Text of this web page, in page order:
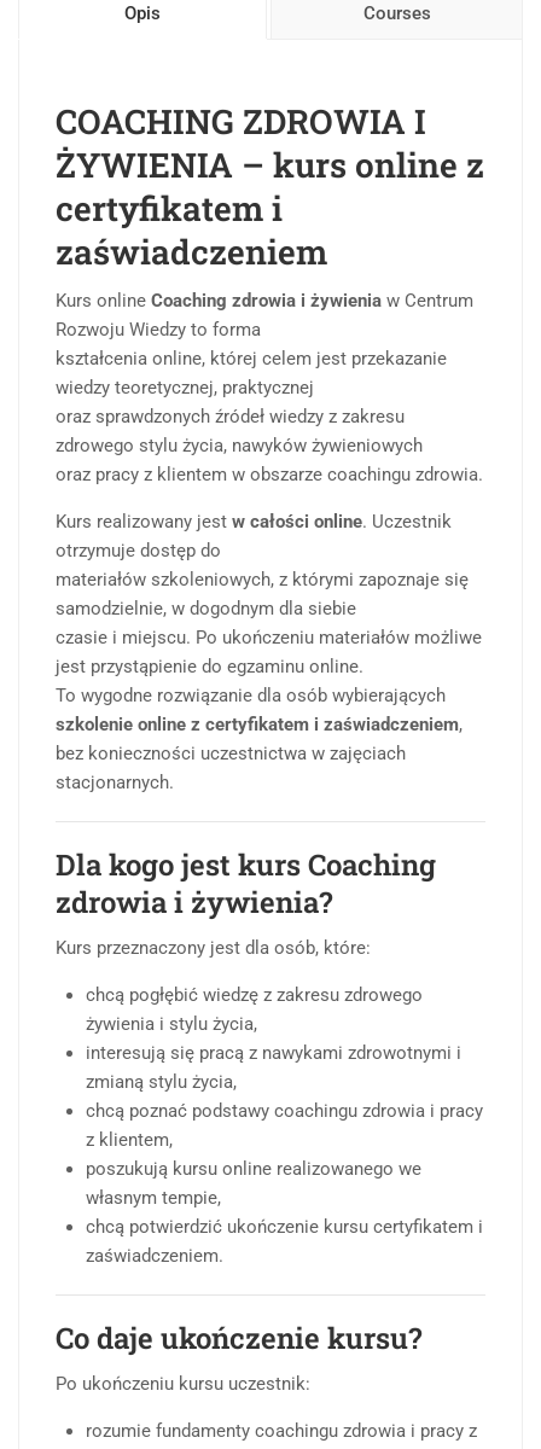
Opis Courses
COACHING ZDROWIA I
ŻYWIENIA – kurs online z
certyfikatem i
zaświadczeniem
Kurs online Coaching zdrowia i żywienia w Centrum
Rozwoju Wiedzy to forma
kształcenia online, której celem jest przekazanie
wiedzy teoretycznej, praktycznej
oraz sprawdzonych źródeł wiedzy z zakresu
zdrowego stylu życia, nawyków żywieniowych
oraz pracy z klientem w obszarze coachingu zdrowia.
Kurs realizowany jest w całości online. Uczestnik
otrzymuje dostęp do
materiałów szkoleniowych, z którymi zapoznaje się
samodzielnie, w dogodnym dla siebie
czasie i miejscu. Po ukończeniu materiałów możliwe
jest przystąpienie do egzaminu online.
To wygodne rozwiązanie dla osób wybierających
szkolenie online z certyfikatem i zaświadczeniem,
bez konieczności uczestnictwa w zajęciach
stacjonarnych.
Dla kogo jest kurs Coaching
zdrowia i żywienia?
Kurs przeznaczony jest dla osób, które:
chcą pogłębić wiedzę z zakresu zdrowego
żywienia i stylu życia,
interesują się pracą z nawykami zdrowotnymi i
zmianą stylu życia,
chcą poznać podstawy coachingu zdrowia i pracy
z klientem,
poszukują kursu online realizowanego we
własnym tempie,
chcą potwierdzić ukończenie kursu certyfikatem i
zaświadczeniem.
Co daje ukończenie kursu?
Po ukończeniu kursu uczestnik:
rozumie fundamenty coachingu zdrowia i pracy z